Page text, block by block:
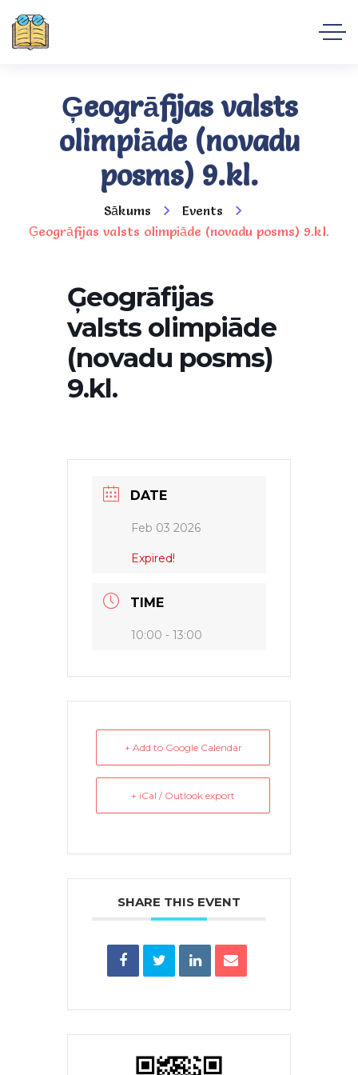
Ģeogrāfijas valsts
olimpiāde (novadu
posms) 9.kl.
Sākums
Events
Ģeogrāfijas valsts olimpiāde (novadu posms) 9.kl.
Ģeogrāfijas
valsts olimpiāde
(novadu posms)
9.kl.
DATE
Feb 03 2026
Expired!
TIME
10:00 - 13:00
+ Add to Google Calendar
+ iCal / Outlook export
SHARE THIS EVENT